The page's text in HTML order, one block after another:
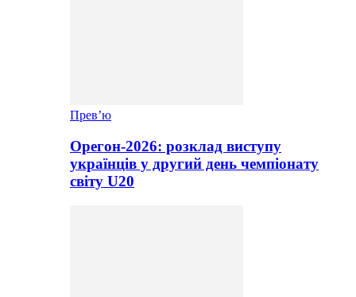
Прев’ю
Орегон-2026: розклад виступу
українців у другий день чемпіонату
світу U20